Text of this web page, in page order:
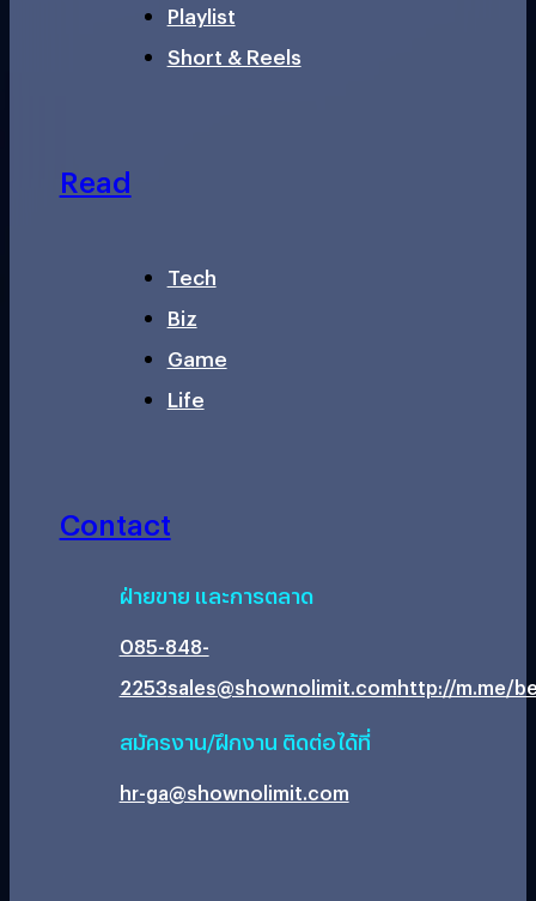
Playlist
Short & Reels
Read
Tech
Biz
Game
Life
Contact
ฝ่ายขาย และการตลาด
085-848-
2253sales@shownolimit.comhttp://m.me/
สมัครงาน/ฝึกงาน ติดต่อได้ที่
hr-ga@shownolimit.com